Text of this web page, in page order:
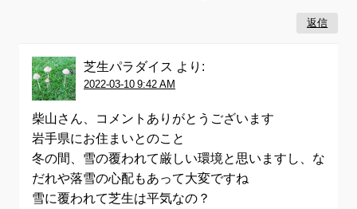
返信
芝生パラダイス より:
2022-03-10 9:42 AM
柴山さん、コメントありがとうございます
岩手県にお住まいとのこと
冬の間、雪の覆われて厳しい環境と思いますし、な
だれや落雪の心配もあって大変ですね
雪に覆われて芝生は平気なの？